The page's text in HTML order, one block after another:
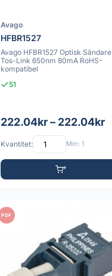
Avago
HFBR1527
Avago HFBR1527 Optisk Sändare
Tos-Link 650nm 80mA RoHS-
kompatibel
51
222.04kr – 222.04kr
Kvantitet: Min: 1
PDF